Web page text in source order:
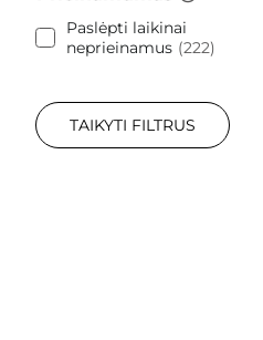
Paslėpti laikinai
neprieinamus 222
TAIKYTI FILTRUS